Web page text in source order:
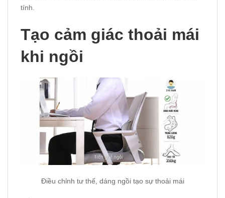
tính.
Tạo cảm giác thoải mái
khi ngồi
Điều chỉnh tư thế, dáng ngồi tạo sự thoải mái